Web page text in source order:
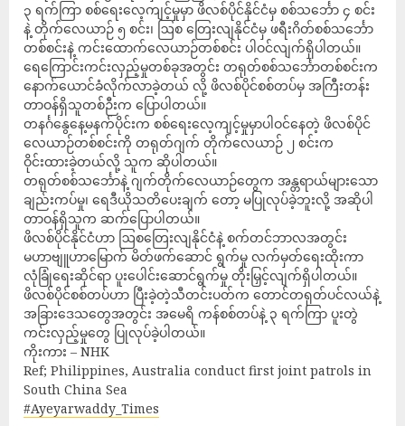
၃ ရက်ကြာ စစ်ရေးလေ့ကျင့်မှုမှာ ဖိလစ်ပိုင်နိုင်ငံမှ စစ်သင်္ဘော ၄ စင်း
နဲ့ တိုက်လေယာဉ် ၅ စင်း၊ ဩစ တြေးလျနိုင်ငံမှ ဖရီးဂိတ်စစ်သင်္ဘော
တစ်စင်းနဲ့ ကင်းထောက်လေယာဉ်တစ်စင်း ပါဝင်လျက်ရှိပါတယ်။
ရေကြောင်းကင်းလှည့်မှုတစ်ခုအတွင်း တရုတ်စစ်သင်္ဘောတစ်စင်းက
နောက်ယောင်ခံလိုက်လာခဲ့တယ် လို့ ဖိလစ်ပိုင်စစ်တပ်မှ အကြီးတန်း
တာဝန်ရှိသူတစ်ဉီးက ပြောပါတယ်။
တနင်္ဂနွေနေ့မနက်ပိုင်းက စစ်ရေးလေ့ကျင့်မှုမှာပါဝင်နေတဲ့ ဖိလစ်ပိုင်
လေယာဉ်တစ်စင်းကို တရုတ်ဂျက် တိုက်လေယာဉ် ၂ စင်းက
ဝိုင်းထားခဲ့တယ်လို့ သူက ဆိုပါတယ်။
တရုတ်စစ်သင်္ဘောနဲ့ ဂျက်တိုက်လေယာဉ်တွေက အန္တရာယ်များသော
ချည်းကပ်မှု၊ ရေဒီယိုသတိပေးချက် တော့ မပြုလုပ်ခဲ့ဘူးလို့ အဆိုပါ
တာဝန်ရှိသူက ဆက်ပြောပါတယ်။
ဖိလစ်ပိုင်နိုင်ငံဟာ ဩစတြေးလျနိုင်ငံနဲ့ စက်တင်ဘာလအတွင်း
မဟာဗျူဟာမြောက် မိတ်ဖက်ဆောင် ရွက်မှု လက်မှတ်ရေးထိုးကာ
လုံခြုံရေးဆိုင်ရာ ပူးပေါင်းဆောင်ရွက်မှု တိုးမြှင့်လျက်ရှိပါတယ်။
ဖိလစ်ပိုင်စစ်တပ်ဟာ ပြီးခဲ့တဲ့သီတင်းပတ်က တောင်တရုတ်ပင်လယ်နဲ့
အခြားဒေသတွေအတွင်း အမေရိ ကန်စစ်တပ်နဲ့ ၃ ရက်ကြာ ပူးတွဲ
ကင်းလှည့်မှုတွေ ပြုလုပ်ခဲ့ပါတယ်။
ကိုးကား – NHK
Ref; Philippines, Australia conduct first joint patrols in
South China Sea
#Ayeyarwaddy_Times